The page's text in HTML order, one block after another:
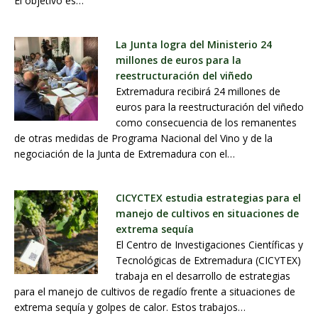
La Junta logra del Ministerio 24
millones de euros para la
reestructuración del viñedo
Extremadura recibirá 24 millones de
euros para la reestructuración del viñedo
como consecuencia de los remanentes
de otras medidas de Programa Nacional del Vino y de la
negociación de la Junta de Extremadura con el…
CICYCTEX estudia estrategias para el
manejo de cultivos en situaciones de
extrema sequía
El Centro de Investigaciones Científicas y
Tecnológicas de Extremadura (CICYTEX)
trabaja en el desarrollo de estrategias
para el manejo de cultivos de regadío frente a situaciones de
extrema sequía y golpes de calor. Estos trabajos…